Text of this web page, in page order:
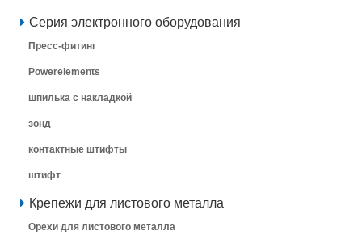
Серия электронного оборудования
Пресс-фитинг
Powerelements
шпилька с накладкой
зонд
контактные штифты
штифт
Крепежи для листового металла
Орехи для листового металла